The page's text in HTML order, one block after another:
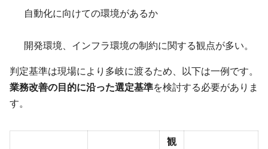
自動化に向けての環境があるか
開発環境、インフラ環境の制約に関する観点が多い。
判定基準は現場により多岐に渡るため、以下は一例です。
業務改善の目的に沿った選定基準を検討する必要がありま
す。
観